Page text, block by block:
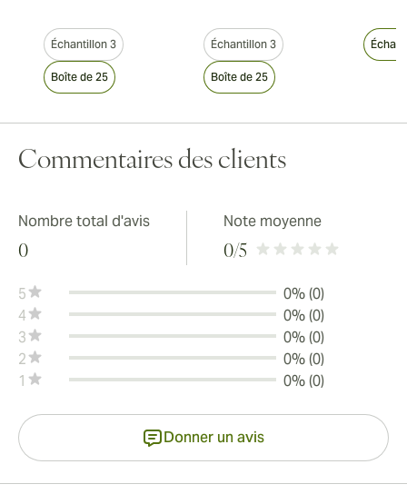
Échantillon 3
Boîte de 25
Échantillon 3
Boîte de 25
Commentaires des clients
Nombre total d'avis
0
Note moyenne
0/5
5
0% (0)
4
0% (0)
3
0% (0)
2
0% (0)
1
0% (0)
Donner un avis